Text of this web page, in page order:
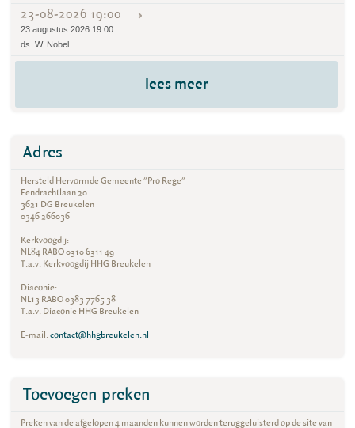
23-08-2026 19:00
23 augustus 2026 19:00
ds. W. Nobel
lees meer
Adres
Hersteld Hervormde Gemeente "Pro Rege"
Eendrachtlaan 20
3621 DG Breukelen
0346 266036
Kerkvoogdij:
NL84 RABO 0310 6311 49
T.a.v. Kerkvoogdij HHG Breukelen
Diaconie:
NL13 RABO 0383 7765 38
T.a.v. Diaconie HHG Breukelen
E-mail:contact@hhgbreukelen.nl
Toevoegen preken
Preken van de afgelopen 4 maanden kunnen worden teruggeluisterd op de site van